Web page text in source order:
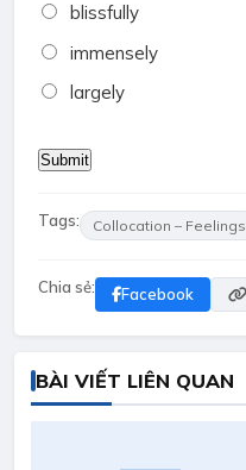
blissfully
immensely
largely
Tags: Collocation – Feelings
Chia sẻ: Facebook
BÀI VIẾT LIÊN QUAN